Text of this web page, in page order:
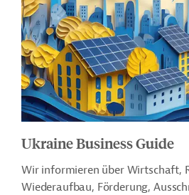
Ukraine Business Guide
Wir informieren über Wirtschaft,
Wiederaufbau, Förderung,